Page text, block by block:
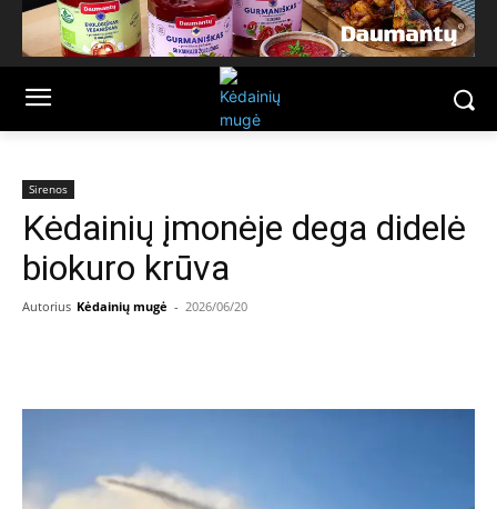
Sirenos
Kėdainių įmonėje dega didelė
biokuro krūva
Autorius Kėdainių mugė - 2026/06/20